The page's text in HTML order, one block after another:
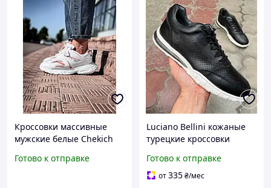
Кроссовки массивные
мужские белые Chekich
турецкие мужские
Готово к отправке
Luciano Bellini кожаные
турецкие кроссовки
Готово к отправке
от335₴/мес